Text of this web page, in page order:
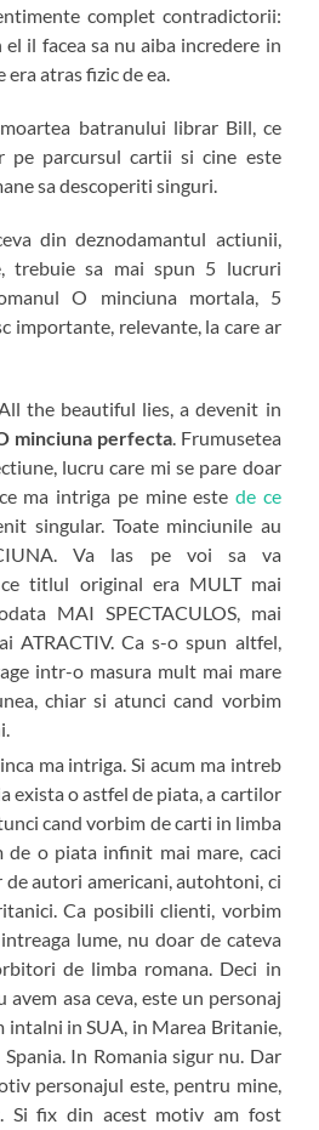
complet contradictorii:
il facea sa nu aiba incredere in
era atras fizic de ea.
batranului librar Bill, ce
pe parcursul cartii si cine este
sa descoperiti singuri.
din deznodamantul actiunii,
trebuie sa mai spun 5 lucruri
O minciuna mortala, 5
importante, relevante, la care ar
the beautiful lies, a devenit in
minciuna perfecta. Frumusetea
lucru care mi se pare doar
ma intriga pe mine este de ce
singular. Toate minciunile au
Va las pe voi sa va
titlul original era MULT mai
MAI SPECTACULOS, mai
ATRACTIV. Ca s-o spun altfel,
intr-o masura mult mai mare
chiar si atunci cand vorbim
ma intriga. Si acum ma intreb
exista o astfel de piata, a cartilor
cand vorbim de carti in limba
de o piata infinit mai mare, caci
autori americani, autohtoni, ci
Ca posibili clienti, vorbim
lume, nu doar de cateva
de limba romana. Deci in
avem asa ceva, este un personaj
intalni in SUA, in Marea Britanie,
In Romania sigur nu. Dar
personajul este, pentru mine,
Si fix din acest motiv am fost